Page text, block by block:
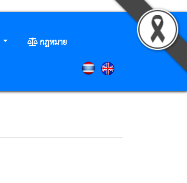
กฎหมาย